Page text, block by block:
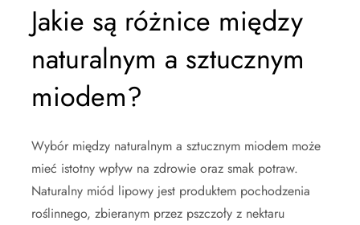
Jakie są różnice między
naturalnym a sztucznym
miodem?
Wybór między naturalnym a sztucznym miodem może
mieć istotny wpływ na zdrowie oraz smak potraw.
Naturalny miód lipowy jest produktem pochodzenia
roślinnego, zbieranym przez pszczoły z nektaru